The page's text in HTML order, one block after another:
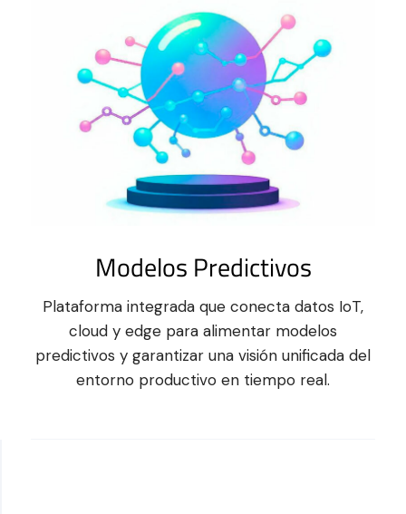
Modelos Predictivos
Plataforma integrada que conecta datos IoT,
cloud y edge para alimentar modelos
predictivos y garantizar una visión unificada del
entorno productivo en tiempo real.